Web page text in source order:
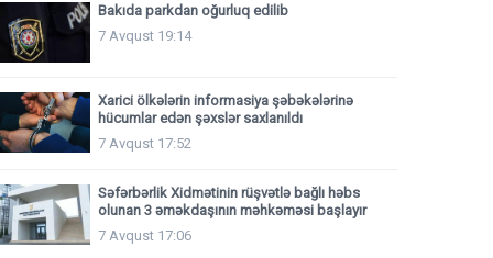
Bakıda parkdan oğurluq edilib
7 Avqust 19:14
Xarici ölkələrin informasiya şəbəkələrinə
hücumlar edən şəxslər saxlanıldı
7 Avqust 17:52
Səfərbərlik Xidmətinin rüşvətlə bağlı həbs
olunan 3 əməkdaşının məhkəməsi başlayır
7 Avqust 17:06